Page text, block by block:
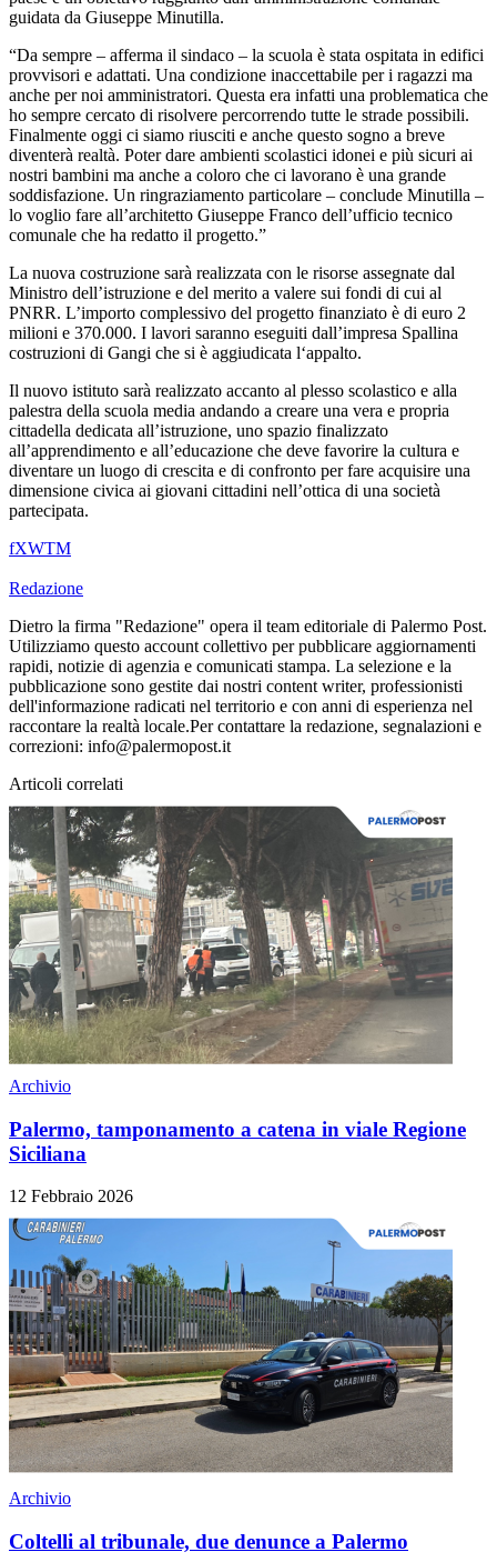
guidata da Giuseppe Minutilla.
“Da sempre – afferma il sindaco – la scuola è stata ospitata in edifici
provvisori e adattati. Una condizione inaccettabile per i ragazzi ma
anche per noi amministratori. Questa era infatti una problematica che
ho sempre cercato di risolvere percorrendo tutte le strade possibili.
Finalmente oggi ci siamo riusciti e anche questo sogno a breve
diventerà realtà. Poter dare ambienti scolastici idonei e più sicuri ai
nostri bambini ma anche a coloro che ci lavorano è una grande
soddisfazione. Un ringraziamento particolare – conclude Minutilla –
lo voglio fare all’architetto Giuseppe Franco dell’ufficio tecnico
comunale che ha redatto il progetto.”
La nuova costruzione sarà realizzata con le risorse assegnate dal
Ministro dell’istruzione e del merito a valere sui fondi di cui al
PNRR. L’importo complessivo del progetto finanziato è di euro 2
milioni e 370.000. I lavori saranno eseguiti dall’impresa Spallina
costruzioni di Gangi che si è aggiudicata l‘appalto.
Il nuovo istituto sarà realizzato accanto al plesso scolastico e alla
palestra della scuola media andando a creare una vera e propria
cittadella dedicata all’istruzione, uno spazio finalizzato
all’apprendimento e all’educazione che deve favorire la cultura e
diventare un luogo di crescita e di confronto per fare acquisire una
dimensione civica ai giovani cittadini nell’ottica di una società
partecipata.
fXWTM
Redazione
Dietro la firma "Redazione" opera il team editoriale di Palermo Post.
Utilizziamo questo account collettivo per pubblicare aggiornamenti
rapidi, notizie di agenzia e comunicati stampa. La selezione e la
pubblicazione sono gestite dai nostri content writer, professionisti
dell'informazione radicati nel territorio e con anni di esperienza nel
raccontare la realtà locale.Per contattare la redazione, segnalazioni e
correzioni: info@palermopost.it
Articoli correlati
Archivio
Palermo, tamponamento a catena in viale Regione
Siciliana
12 Febbraio 2026
Archivio
Coltelli al tribunale, due denunce a Palermo